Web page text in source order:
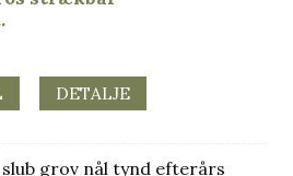
DETALJE